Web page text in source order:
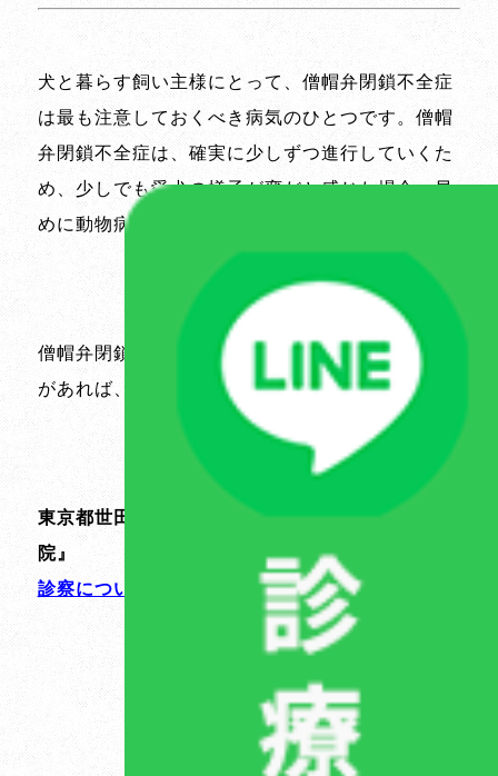
犬と暮らす飼い主様にとって、僧帽弁閉鎖不全症
は最も注意しておくべき病気のひとつです。僧帽
弁閉鎖不全症は、確実に少しずつ進行していくた
め、少しでも愛犬の様子が変だと感じた場合、早
めに動物病院へ連れていくことがおすすめです。
僧帽弁閉鎖不全症について、疑問や気になること
があれば、お気軽に当院までご相談ください。
東京都世田谷区の動物病院なら『つるまき動物病
院』
診察についてはこちらから
冬は注意が必要！犬と猫の乾燥対策について